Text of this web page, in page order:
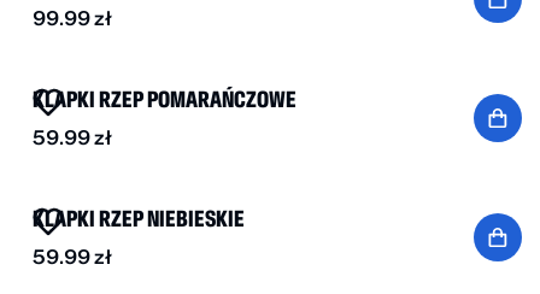
99.99zł
KLAPKI RZEP POMARAŃCZOWE
59.99zł
KLAPKI RZEP NIEBIESKIE
59.99zł